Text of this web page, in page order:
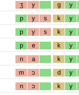
ʒ y g y
p y s k y
p y s k y
p e k y
n a k y
m ɔ d y
n ɔ k y